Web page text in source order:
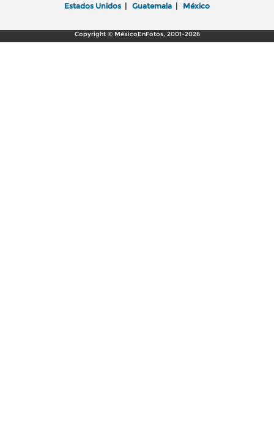
Estados Unidos | Guatemala | México
Copyright © MéxicoEnFotos, 2001-2026